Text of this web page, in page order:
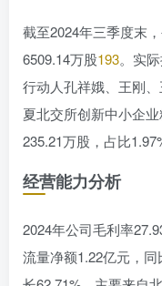
截至2024年三季度末
6509.14万股193。实
行动人孔祥娥、王刚
夏北交所创新中小企
235.21万股，占比
经营能力分析
2024年公司毛利率
流量净额1.22亿元，同